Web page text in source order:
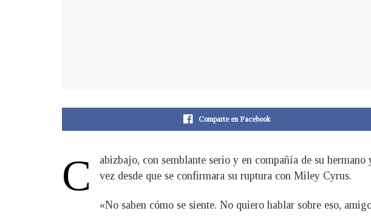
Comparte en Facebook
C
abizbajo, con semblante serio y en compañía de su
vez desde que se confirmara su ruptura con Miley Cyrus.
«No saben cómo se siente. No quiero hablar sobre eso,